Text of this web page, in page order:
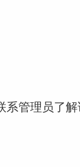
系管理员了